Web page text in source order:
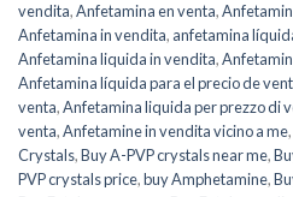
vendita,Anfetamina en venta,
Anfetamina in vendita, anfetamina
Anfetamina liquida in vendita,
Anfetamina líquida para el precio de
venta,Anfetamina liquida per prezzo di
venta,Anfetamine in vendita vicino a me,
Crystals,Buy A-PVP crystals near me,
PVP crystals price,buy Amphetamine,